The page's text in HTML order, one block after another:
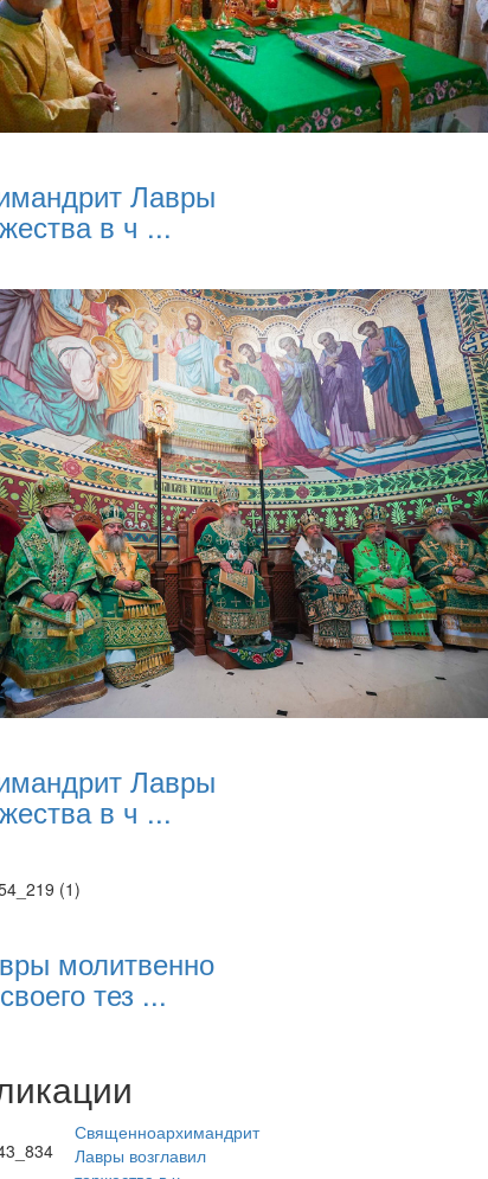
Лавры
в ч ...
Лавры
в ч ...
молитвенно
тез ...
Священноархимандрит
Лавры возглавил